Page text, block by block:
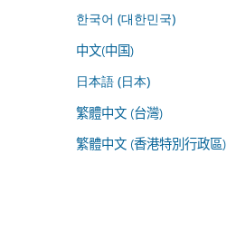
한국어 (대한민국)
中文(中国)
日本語 (日本)
繁體中文 (台灣)
繁體中文 (香港特別行政區)